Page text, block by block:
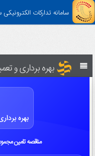
سامانه تدارکات الکترونیکی
بهره برداری و
بهره
مناقصه تامین